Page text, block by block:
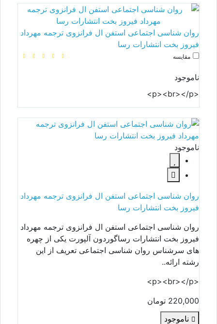
روان شناسی اجتماعی استفن ال فرانزوی ترجمه مهرداد
فیروز بخت انتشارات رسا
مقایسه
ناموجود
ناموجود
روان شناسی اجتماعی استفن ال فرانزوی ترجمه مهرداد
فیروز بخت انتشارات رسا
روان شناسی اجتماعی استفن ال فرانزوی ترجمه مهرداد
فیروز بخت انتشارات رساگوردون آلپورت یکی از چهره
های سرشناس روان شناسی اجتماعی تعریف از این
رشته ارائه..
220,000 تومان
ناموجود